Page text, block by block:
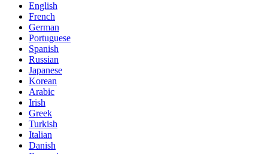
English
French
German
Portuguese
Spanish
Russian
Japanese
Korean
Arabic
Irish
Greek
Turkish
Italian
Danish